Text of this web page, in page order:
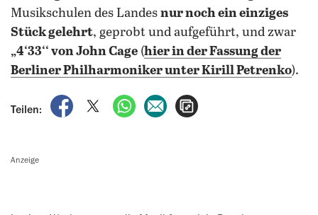
Musikschulen des Landes nur noch ein einziges
Stück gelehrt, geprobt und aufgeführt, und zwar
„4‘33‘‘ von John Cage (hier in der Fassung der
Berliner Philharmoniker unterKirill Petrenko).
Teilen:
auf Facebook teilen
auf X teilenper WhatsApp teilen
per E-Mail teilen
Anzeige